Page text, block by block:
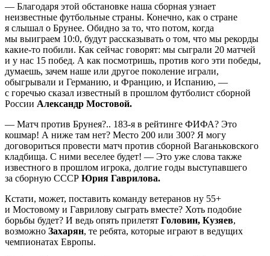
— Благодаря этой обстановке наша сборная узнает
неизвестные футбольные страны. Конечно, как о стране
я слышал о Брунее. Обидно за то, что потом, когда
мы выиграем 10:0, будут рассказывать о том, что мы рекорды
какие-то побили. Как сейчас говорят: мы сыграли 20 матчей
и у нас 15 побед. А как посмотришь, против кого эти победы,
думаешь, зачем наше или другое поколение играли,
обыгрывали и Германию, и Францию, и Испанию, —
с горечью сказал известный в прошлом футболист сборной
России Александр Мостовой.
— Матч против Брунея?.. 183-я в рейтинге ФИФА? Это
кошмар! А ниже там нет? Место 200 или 300? Я могу
договориться провести матч против сборной Ваганьковского
кладбища. С ними веселее будет! — Это уже слова также
известного в прошлом игрока, долгие годы выступавшего
за сборную СССР Юрия Гаврилова.
Кстати, может, поставить команду ветеранов ну 55+
и Мостовому и Гаврилову сыграть вместе? Хоть подобие
борьбы будет? И ведь опять прилетят Головин, Кузяев,
возможно Захарян, те ребята, которые играют в ведущих
чемпионатах Европы.